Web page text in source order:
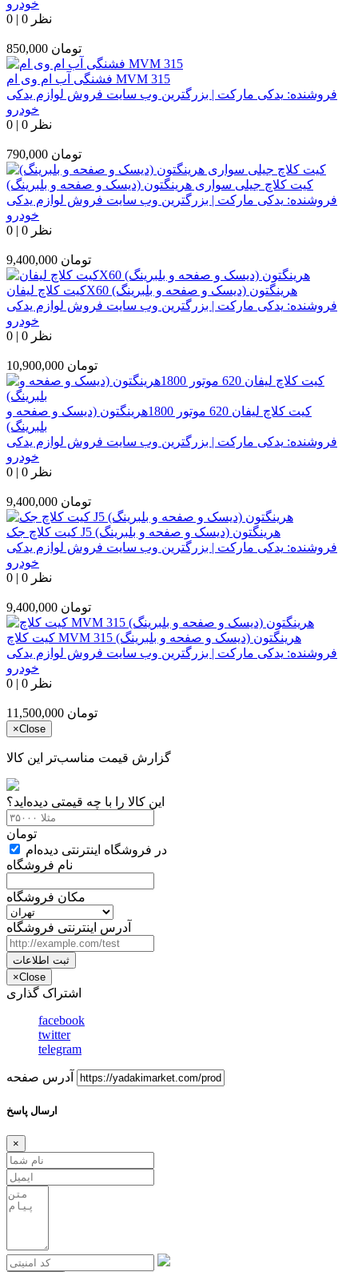
خودرو
0 | 0 نظر
850,000 تومان
فشنگی آب ام وی ام MVM 315
فروشنده: یدکی مارکت | بزرگترین وب سایت فروش لوازم یدکی
خودرو
0 | 0 نظر
790,000 تومان
کیت کلاچ جیلی سواری هرینگتون (دیسک و صفحه و بلبرینگ)
فروشنده: یدکی مارکت | بزرگترین وب سایت فروش لوازم یدکی
خودرو
0 | 0 نظر
9,400,000 تومان
کیت کلاچ لیفانX60 هرینگتون (دیسک و صفحه و بلبرینگ)
فروشنده: یدکی مارکت | بزرگترین وب سایت فروش لوازم یدکی
خودرو
0 | 0 نظر
10,900,000 تومان
کیت کلاچ لیفان 620 موتور 1800هرینگتون (دیسک و صفحه و
بلبرینگ)
فروشنده: یدکی مارکت | بزرگترین وب سایت فروش لوازم یدکی
خودرو
0 | 0 نظر
9,400,000 تومان
کیت کلاچ جک J5 هرینگتون (دیسک و صفحه و بلبرینگ)
فروشنده: یدکی مارکت | بزرگترین وب سایت فروش لوازم یدکی
خودرو
0 | 0 نظر
9,400,000 تومان
کیت کلاچ MVM 315 هرینگتون (دیسک و صفحه و بلبرینگ)
فروشنده: یدکی مارکت | بزرگترین وب سایت فروش لوازم یدکی
خودرو
0 | 0 نظر
11,500,000 تومان
×Close
گزارش قیمت مناسب‌تر این کالا
این کالا را با چه قیمتی دیده‌اید؟
تومان
در فروشگاه اینترنتی دیده‌ام
نام فروشگاه
مکان فروشگاه
آدرس اینترنتی فروشگاه
ثبت اطلاعات
×Close
اشتراک گذاری
facebook
twitter
telegram
آدرس صفحه
ارسال پاسخ
×